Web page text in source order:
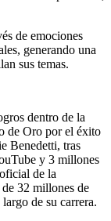
de emociones
generando una
sus temas.
dentro de la
de Oro por el éxito
Benedetti, tras
y 3 millones
de la
32 millones de
de su carrera.